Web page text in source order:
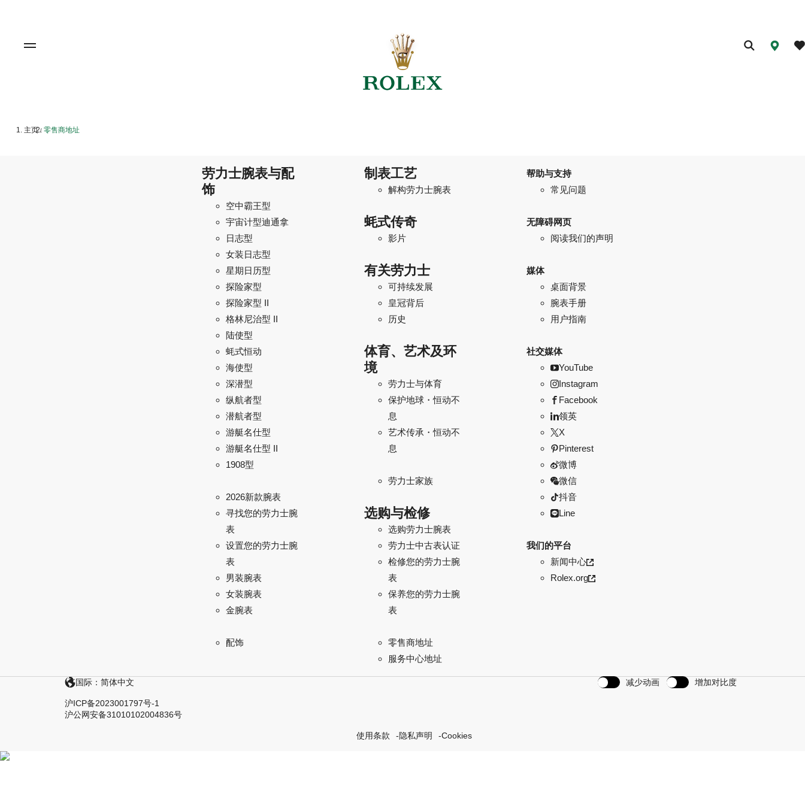
主页/ 零售商地址
劳力士腕表与配
饰
空中霸王型
宇宙计型迪通拿
日志型
女装日志型
星期日历型
探险家型
探险家型 II
格林尼治型 II
陆使型
蚝式恒动
海使型
深潜型
纵航者型
潜航者型
游艇名仕型
游艇名仕型 II
1908型
2026新款腕表
寻找您的劳力士腕
表
设置您的劳力士腕
表
男装腕表
女装腕表
金腕表
配饰
制表工艺
解构劳力士腕表
蚝式传奇
影片
有关劳力士
可持续发展
皇冠背后
历史
体育、艺术及环
境
劳力士与体育
保护地球・恒动不
息
艺术传承・恒动不
息
劳力士家族
选购与检修
选购劳力士腕表
劳力士中古表认证
检修您的劳力士腕
表
保养您的劳力士腕
表
零售商地址
服务中心地址
帮助与支持
常见问题
无障碍网页
阅读我们的声明
媒体
桌面背景
腕表手册
用户指南
社交媒体
YouTube
Instagram
Facebook
领英
X
Pinterest
微博
微信
抖音
Line
我们的平台
新闻中心
Rolex.org
国际：简体中文 减少动画 增加对比度
沪ICP备2023001797号-1
沪公网安备31010102004836号
使用条款 隐私声明 Cookies